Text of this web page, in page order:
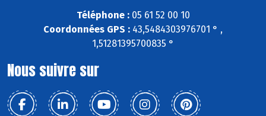
Téléphone :05 61 52 00 10
Coordonnées GPS : 43,5484303976701 ° ,
1,51281395700835 °
Nous suivre sur